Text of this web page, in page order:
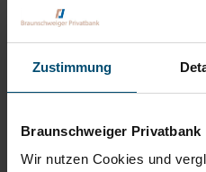
Zustimmung
Braunschweiger Privatbank
Wir nutzen Cookies und
Teil 1 unserer vierteiligen